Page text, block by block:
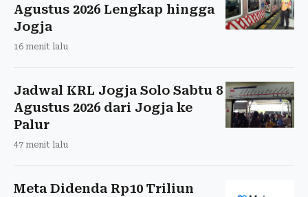
Agustus 2026 Lengkap hingga
Jogja
16 menit lalu
Jadwal KRL Jogja Solo Sabtu 8
Agustus 2026 dari Jogja ke
Palur
47 menit lalu
Meta Didenda Rp10 Triliun